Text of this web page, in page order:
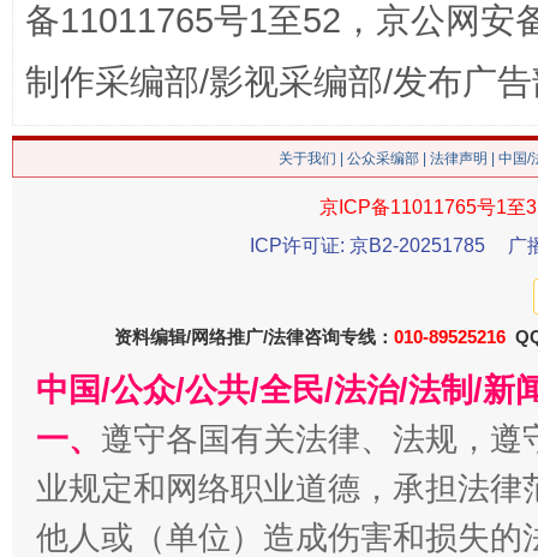
今
习近平的博鳌关键词
魏明亮
备11011765号1至52，京公网安
制作采编部/影视采编部/发布广
关于我们 公众采编部 法律声明 | 中国
京ICP备11011765号1至
ICP许可证: 京B2-20251785
广
资料编辑/网络推广/法律咨询专线： 010-89525216
中国/公众/公共/全民/法治/法制/新
一、 遵守各国有关法律、法规，
业规定和网络职业道德，承担法
他人或（单位）造成伤害和损失